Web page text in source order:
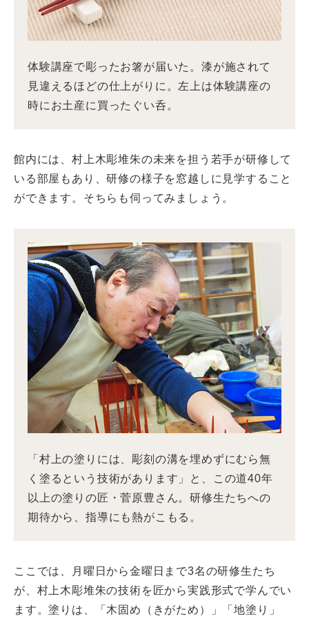
体験講座で彫ったお箸が届いた。漆が施されて
見違えるほどの仕上がりに。左上は体験講座の
時にお土産に買ったぐい呑。
館内には、村上木彫堆朱の未来を担う若手が研修して
いる部屋もあり、研修の様子を窓越しに見学すること
ができます。そちらも伺ってみましょう。
「村上の塗りには、彫刻の溝を埋めずにむら無
く塗るという技術があります」と、この道40年
以上の塗りの匠・菅原豊さん。研修生たちへの
期待から、指導にも熱がこもる。
ここでは、月曜日から金曜日まで3名の研修生たち
が、村上木彫堆朱の技術を匠から実践形式で学んでい
ます。塗りは、「木固め（きがため）」「地塗り」